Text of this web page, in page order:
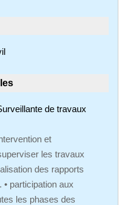
de travaux
et
les travaux
des rapports
participation aux
les phases des